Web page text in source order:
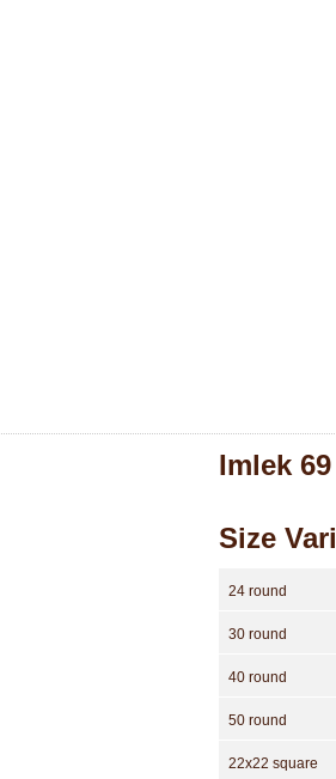
Imlek 69
Size
24 round
30 round
40 round
50 round
22x22 square